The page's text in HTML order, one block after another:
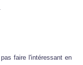
faire l'intéressant en